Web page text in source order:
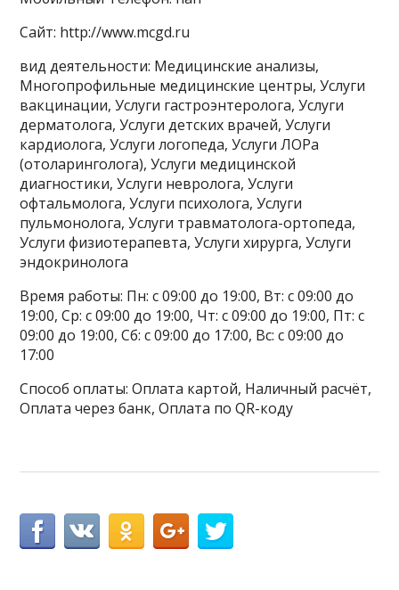
Сайт: http://www.mcgd.ru
вид деятельности: Медицинские анализы,
Многопрофильные медицинские центры, Услуги
вакцинации, Услуги гастроэнтеролога, Услуги
дерматолога, Услуги детских врачей, Услуги
кардиолога, Услуги логопеда, Услуги ЛОРа
(отоларинголога), Услуги медицинской
диагностики, Услуги невролога, Услуги
офтальмолога, Услуги психолога, Услуги
пульмонолога, Услуги травматолога-ортопеда,
Услуги физиотерапевта, Услуги хирурга, Услуги
эндокринолога
Время работы: Пн: с 09:00 до 19:00, Вт: с 09:00 до
19:00, Ср: с 09:00 до 19:00, Чт: с 09:00 до 19:00, Пт: с
09:00 до 19:00, Сб: с 09:00 до 17:00, Вс: с 09:00 до
17:00
Способ оплаты: Оплата картой, Наличный расчёт,
Оплата через банк, Оплата по QR-коду